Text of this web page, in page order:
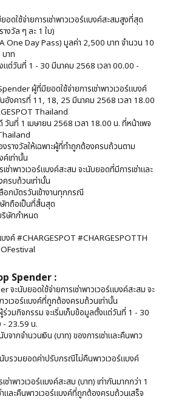
ใช้จ่ายการเช่าพาวเวอร์แบงค์สะสมสูงที่สุด
งวัล ๆ ละ 1 ใบ)
One Day Pass) มูลค่า 2,500 บาท จำนวน 10
าท
แต่วันที่ 1 - 30 มีนาคม 2568 เวลา 00.00 -
ผู้ที่มียอดใช้จ่ายการเช่าพาวเวอร์แบงค์
อังคารที่ 11, 18, 25 มีนาคม 2568 เวลา 18.00
Thailand
นที่ 1 เมษายน 2568 เวลา 18.00 น. ที่หน้าเพจ
างวัลให้เฉพาะผู้ที่ทำถูกต้องครบถ้วนตาม
ค์เท่านั้น
ช่าพาวเวอร์แบงค์สะสม จะนับยอดที่มีการเช่าและ
รบถ้วนเท่านั้น
กบัตรวันเข้างานทุกกรณี
ทถือเป็นที่สิ้นสุด
ริษัทกำหนด
งค์ #CHARGESPOT #CHARGESPOTTH
Spender :
จะนับยอดใช้จ่ายการเช่าพาวเวอร์แบงค์สะสม จะ
วเวอร์แบงค์ที่ถูกต้องครบถ้วนเท่านั้น
ร่วมกิจกรรม จะเริ่มเก็บข้อมูลตั้งแต่วันที่ 1 - 30
- 23.59 น.
จากจำนวนเงิน (บาท) ของการเช่าและคืนพาว
บรวมยอดค่าปรับกรณีไม่คืนพาวเวอร์แบงค์
าพาวเวอร์แบงค์สะสม (บาท) เท่ากันมากกว่า 1
และคืนพาวเวอร์แบงค์ที่ถูกต้องครบถ้วนเสร็จ